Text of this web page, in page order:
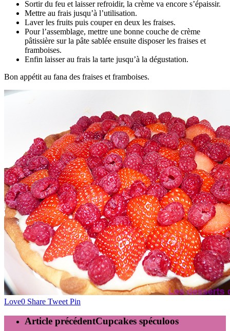
Sortir du feu et laisser refroidir, la crème va encore s’épaissir.
Mettre au frais jusqu’à l’utilisation.
Laver les fruits puis couper en deux les fraises.
Pour l’assemblage, mettre une bonne couche de crème
pâtissière sur la pâte sablée ensuite disposer les fraises et
framboises.
Enfin laisser au frais la tarte jusqu’à la dégustation.
Bon appétit au fana des fraises et framboises.
Love0 Share Tweet Pin
Article précédentCupcakes spéculoos